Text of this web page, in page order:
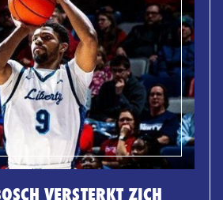
VERSTERKT ZICH